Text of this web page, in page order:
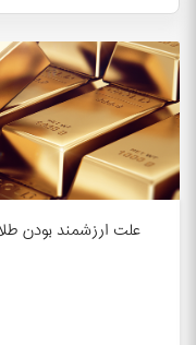
علت ارزشمند بودن